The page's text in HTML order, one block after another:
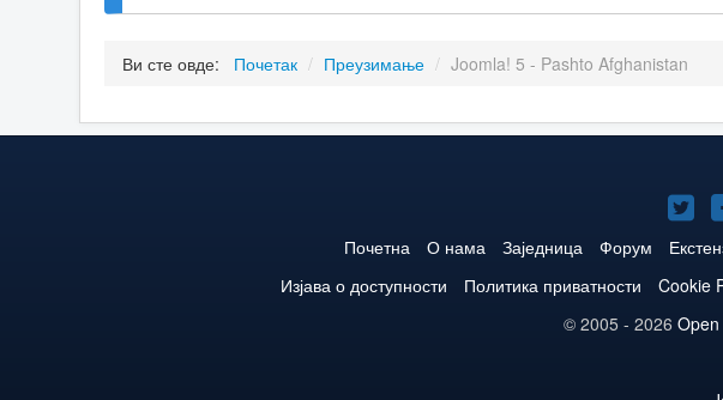
Ви сте овде: Почетак / Преузимање / Joomla! 5 - Pashto Afghanistan
нa
Почетна О нама Заједница Форум
Изјава о доступности
Политика приватности Cookie
© 2005 - 2026